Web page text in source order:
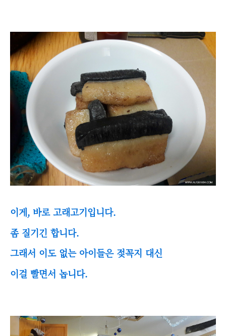
이게, 바로 고래고기입니다.
좀 질기긴 합니다.
그래서 이도 없는 아이들은 젖꼭지 대신
이걸 빨면서 놉니다.